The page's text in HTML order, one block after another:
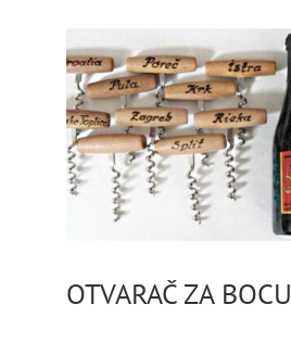
OTVARAČ ZA BOCU